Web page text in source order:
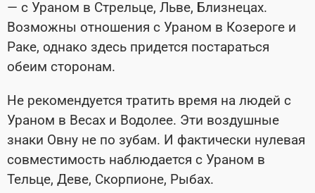
— с Ураном в Стрельце, Льве, Близнецах.
Возможны отношения с Ураном в Козероге и
Раке, однако здесь придется постараться
обеим сторонам.
Не рекомендуется тратить время на людей с
Ураном в Весах и Водолее. Эти воздушные
знаки Овну не по зубам. И фактически нулевая
совместимость наблюдается с Ураном в
Тельце, Деве, Скорпионе, Рыбах.